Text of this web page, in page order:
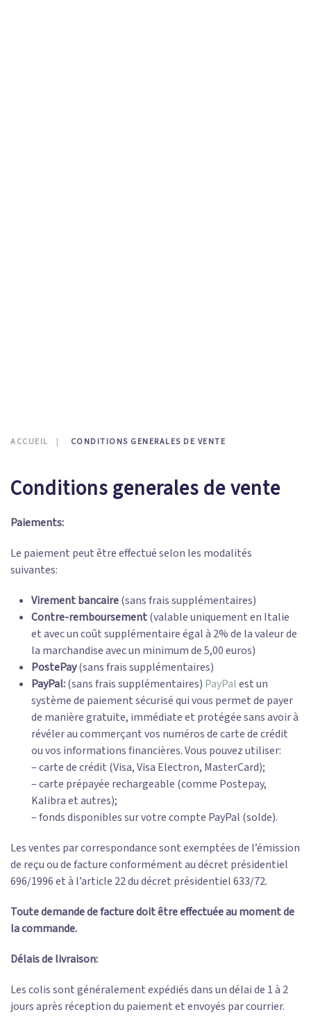
ACCUEIL CONDITIONS GENERALES DE VENTE
Conditions generales de vente
Paiements:
Le paiement peut être effectué selon les modalités
suivantes:
Virement bancaire(sans frais supplémentaires)
Contre-remboursement(valable uniquement en Italie
et avec un coût supplémentaire égal à 2% de la valeur de
la marchandise avec un minimum de 5,00 euros)
PostePay(sans frais supplémentaires)
PayPal:(sans frais supplémentaires) PayPalest un
système de paiement sécurisé qui vous permet de payer
de manière gratuite, immédiate et protégée sans avoir à
révéler au commerçant vos numéros de carte de crédit
ou vos informations financières. Vous pouvez utiliser:
– carte de crédit (Visa, Visa Electron, MasterCard);
– carte prépayée rechargeable (comme Postepay,
Kalibra et autres);
– fonds disponibles sur votre compte PayPal (solde).
Les ventes par correspondance sont exemptées de l’émission
de reçu ou de facture conformément au décret présidentiel
696/1996 et à l’article 22 du décret présidentiel 633/72.
Toute demande de facture doit être effectuée au moment de
la commande.
Délais de livraison:
Les colis sont généralement expédiés dans un délai de 1 à 2
jours après réception du paiement et envoyés par courrier.